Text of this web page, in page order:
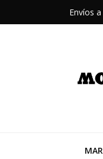
Envíos